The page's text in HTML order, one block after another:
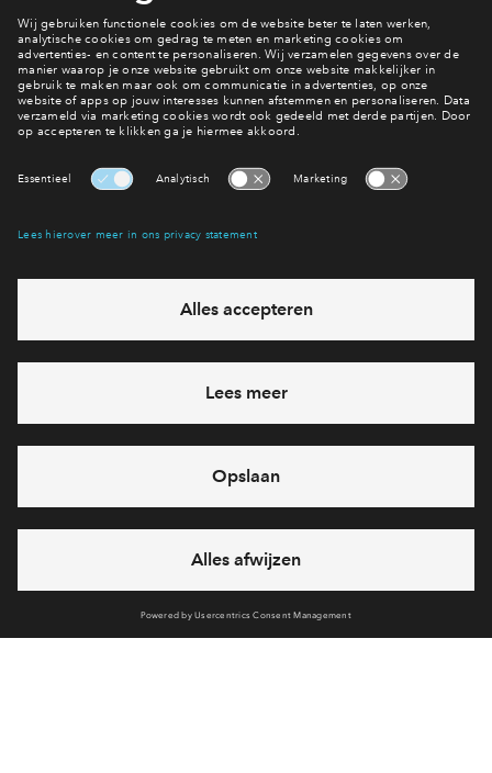
Do's and don'ts
Meer over financiële check
eventuele projecten
Ja, ik wil mij aanmelden
Heb je een vraag en wil je direct antwoord? Bel ons op088 -
7122152
6 dagen per week beschikbaar (behalve tijdens
feestdagen)
vandaag van 09:00 - 18:00 uur